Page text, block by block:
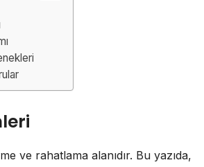
ve rahatlama alanıdır. Bu yazıda,